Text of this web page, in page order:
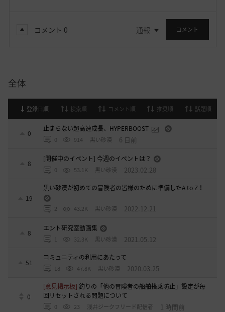
コメント 0 通報 コメント
全体
登録日順 検索順 コメント順 推奨順 話題順
0
止まらない超高速成長、HYPERBOOST
0 914 黒い砂漠 6 日前
8
[開催中のイベント] 今週のイベントは？
0 53.1K 黒い砂漠 2023.02.28
19
黒い砂漠が初めての冒険者の皆様のために準備したA to Z！
2 43.2K 黒い砂漠 2022.12.21
8
エント研究室動画集
1 32.3K 黒い砂漠 2021.05.12
51
コミュニティの利用にあたって
18 47.8K 黒い砂漠 2020.03.25
0
[意見掲示板]釣りの「他の冒険者の船舶搭乗防止」設定が毎
回リセットされる問題について
0 23 浅井ジークフリード配信者 1 時間前